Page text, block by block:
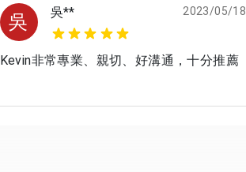
吳 吳** 2023/05/18
Kevin非常專業、親切、好溝通，十分推薦